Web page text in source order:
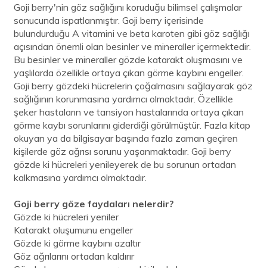
Goji berry'nin göz sağlığını koruduğu bilimsel çalışmalar
sonucunda ispatlanmıştır. Goji berry içerisinde
bulundurduğu A vitamini ve beta karoten gibi göz sağlığı
açısından önemli olan besinler ve mineraller içermektedir.
Bu besinler ve mineraller gözde katarakt oluşmasını ve
yaşlılarda özellikle ortaya çıkan görme kaybını engeller.
Goji berry gözdeki hücrelerin çoğalmasını sağlayarak göz
sağlığının korunmasına yardımcı olmaktadır. Özellikle
şeker hastaların ve tansiyon hastalarında ortaya çıkan
görme kaybı sorunlarını giderdiği görülmüştür. Fazla kitap
okuyan ya da bilgisayar başında fazla zaman geçiren
kişilerde göz ağrısı sorunu yaşanmaktadır. Goji berry
gözde ki hücreleri yenileyerek de bu sorunun ortadan
kalkmasına yardımcı olmaktadır.
Goji berry göze faydaları nelerdir?
Gözde ki hücreleri yeniler
Katarakt oluşumunu engeller
Gözde ki görme kaybını azaltır
Göz ağrılarını ortadan kaldırır